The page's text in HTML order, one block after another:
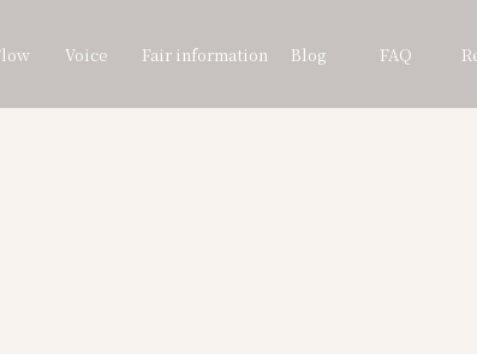
Voice Fair information Blog FAQ